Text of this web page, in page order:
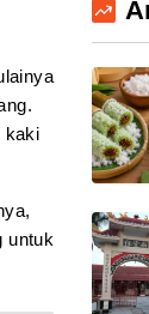
kaki
untuk